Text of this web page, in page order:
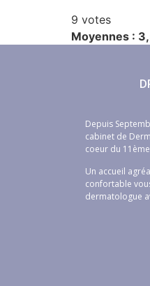
9 votes
Moyennes :
Depuis
cabinet de
coeur du
Un accueil
confortable
dermatologue